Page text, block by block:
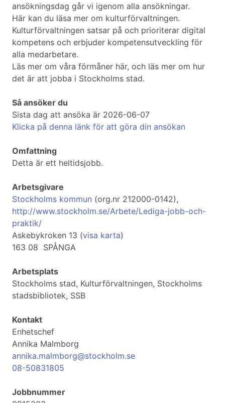
ansökningsdag går vi igenom alla ansökningar.
Här kan du läsa mer om kulturförvaltningen.
Kulturförvaltningen satsar på och prioriterar digital
kompetens och erbjuder kompetensutveckling för
alla medarbetare.
Läs mer om våra förmåner här, och läs mer om hur
det är att jobba i Stockholms stad.
Så ansöker du
Sista dag att ansöka är 2026-06-07
Klicka på denna länk för att göra din ansökan
Omfattning
Detta är ett heltidsjobb.
Arbetsgivare
Stockholms kommun (org.nr 212000-0142),
http://www.stockholm.se/Arbete/Lediga-jobb-och-
praktik/
Askebykroken 13 (visa karta)
163 08 SPÅNGA
Arbetsplats
Stockholms stad, Kulturförvaltningen, Stockholms
stadsbibliotek, SSB
Kontakt
Enhetschef
Annika Malmborg
annika.malmborg@stockholm.se
08-50831805
Jobbnummer